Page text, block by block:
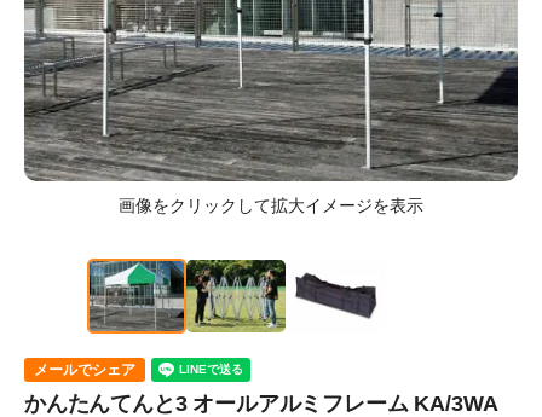
かんたんてんと3 オールアルミフレーム KA/3WA
メールでシェア